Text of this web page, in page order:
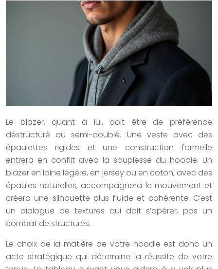
Le blazer, quant à lui, doit être de préférence
déstructuré ou semi-doublé. Une veste avec des
épaulettes rigides et une construction formelle
entrera en conflit avec la souplesse du hoodie. Un
blazer en laine légère, en jersey ou en coton, avec des
épaules naturelles, accompagnera le mouvement et
créera une silhouette plus fluide et cohérente. C’est
un dialogue de textures qui doit s’opérer, pas un
combat de structures.
Le choix de la matière de votre hoodie est donc un
acte stratégique qui détermine la réussite de votre